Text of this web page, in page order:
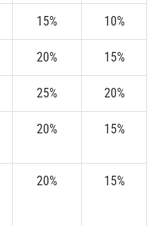
15% 10%
20% 15%
25% 20%
20% 15%
20% 15%